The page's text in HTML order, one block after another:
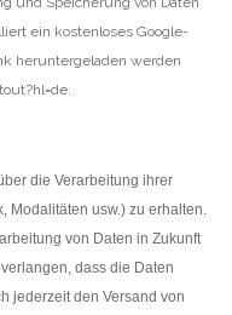
ein kostenloses Google-
heruntergeladen werden
die Verarbeitung ihrer
Modalitäten usw.) zu erhalten.
von Daten in Zukunft
dass die Daten
jederzeit den Versand von